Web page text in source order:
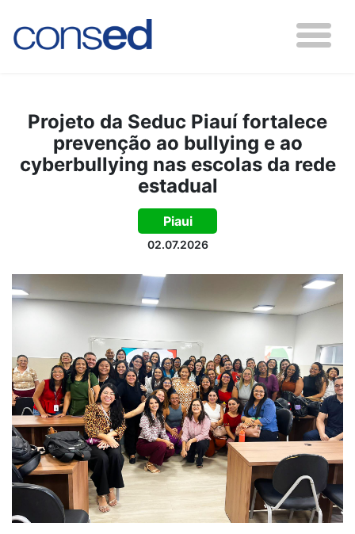
Projeto da Seduc Piauí fortalece
prevenção ao bullying e ao
cyberbullying nas escolas da rede
estadual
Piaui
02.07.2026